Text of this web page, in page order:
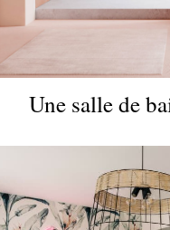
Une salle de